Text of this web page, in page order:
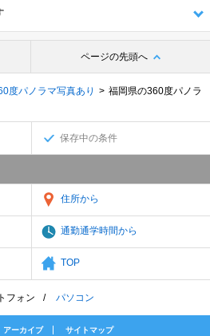
ページの先頭へ
度パノラマ写真あり
福岡県の360度パノラ
保存中の条件
住所から
通勤通学時間から
TOP
フォン パソコン
アーカイブ サイトマップ